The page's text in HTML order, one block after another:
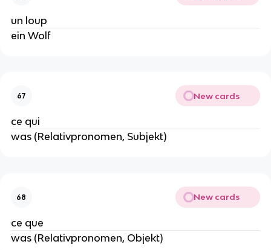
un loup
ein Wolf
67 New cards
ce qui
was (Relativpronomen, Subjekt)
68 New cards
ce que
was (Relativpronomen, Objekt)